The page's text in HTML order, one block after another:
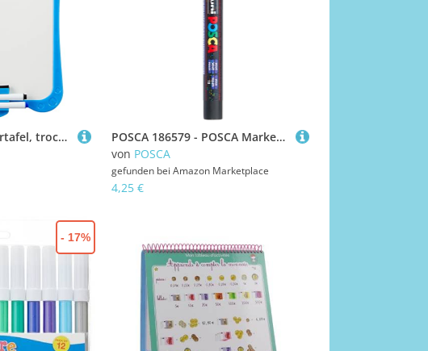
Apli 012916 Schiefertafel, trocken abwischbar, 2 Filzstifte & 1 Weißwischer
POSCA 186579 - POSCA Marker mit feiner Rundspitze, violett
von POSCA
gefunden bei Amazon Marketplace
4,25 €
- 17%